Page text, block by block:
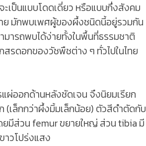
เป็นแบบโดดเดี่ยว หรือแบบกึ่งสังคม
ย มักพบเพศผู้ของผึ้งชนิดนี้อยู่รวมกัน
ารถพบได้ง่ายทั้งในพื้นที่ธรรมชาติ
รดอกของวัชพืชต่าง ๆ ทั่วไปในไทย
ผ่ออกด้านหลังชัดเจน จึงนิยมเรียก
(เล็กกว่าผึ้งมิ้มเล็กน้อย) ตัวสีดำตัดกับ
ยมีส่วน femur ขยายใหญ่ ส่วน tibia มี
วโปร่งแสง